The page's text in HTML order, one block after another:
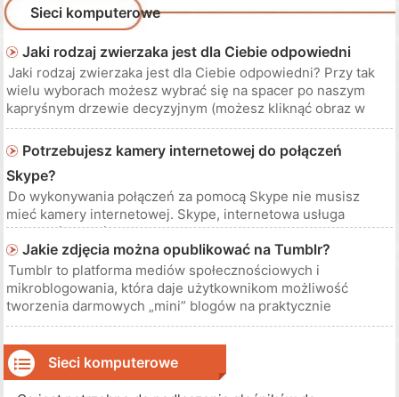
Sieci komputerowe
Jaki rodzaj zwierzaka jest dla Ciebie odpowiedni
Jaki rodzaj zwierzaka jest dla Ciebie odpowiedni? Przy tak
wielu wyborach możesz wybrać się na spacer po naszym
kapryśnym drzewie decyzyjnym (możesz kliknąć obraz w
większej wersji), aby pomóc Ci wybrać kota, psa, rybę…
nawet zwierzęcą skałę i żyrafę. Alert Spoiler: Każdy chce
żyrafy. Kliknij, aby
Potrzebujesz kamery internetowej do połączeń
Skype?
Do wykonywania połączeń za pomocą Skype nie musisz
mieć kamery internetowej. Skype, internetowa usługa
połączeń i czatów wideo, wykorzystuje kamery internetowe
do wysyłania kanałów wideo do innych osób podczas
rozmowy. Jeśli nie masz kamery internetowej, możesz nadal
łączyć się z rozmowami, w któryc
Jakie zdjęcia można opublikować na Tumblr?
Tumblr to platforma mediów społecznościowych i
mikroblogowania, która daje użytkownikom możliwość
tworzenia darmowych „mini” blogów na praktycznie
dowolnym wybranym przez siebie temacie. Blog Tumblr
może zawierać wiele różnych mediów, w tym tekst i zdjęcia,
choć istnieją pewne przepisy regulujące ro
Sieci komputerowe